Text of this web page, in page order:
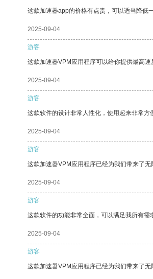
这款加速器app的价格有点贵，可以适当降低
2025-09-04
游客
这款加速器VPM应用程序可以给你提供最高
2025-09-04
游客
这款软件的设计非常人性化，使用起来非常方
2025-09-04
游客
这款加速器VPM应用程序已经为我们带来了无
2025-09-04
游客
这款软件的功能非常全面，可以满足我所有需
2025-09-04
游客
这款加速器VPM应用程序已经为我们带来了无